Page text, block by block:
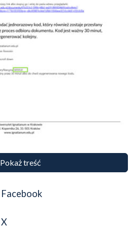
Pokaż treść
Facebook
X